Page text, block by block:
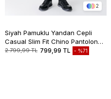
2
Siyah Pamuklu Yandan Cepli
Casual Slim Fit Chino Pantolon
1003235117
2.799,99 TL 799,99 TL %71